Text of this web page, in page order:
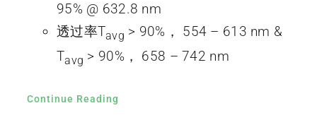
95% @ 632.8 nm
透过率Tavg > 90%， 554 – 613 nm &
Tavg > 90%， 658 – 742 nm
Continue Reading